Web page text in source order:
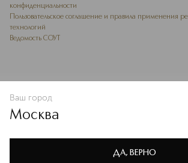
Политике конфиденциальности
В КОРЗИНУ
конфиденциальности
Пользовательское соглашение и правила применения
технологий
Ведомость СОУТ
Ваш город
Москва
ДА, ВЕРНО